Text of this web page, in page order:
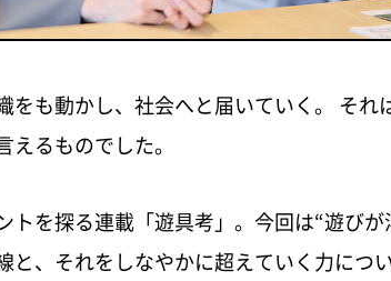
をも動かし、社会へと届いていく。 そ
るものでした。
を探る連載「遊具考」。今回は“遊び
、それをしなやかに超えていく力につ